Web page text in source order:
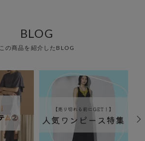
BLOG
この商品を紹介したBLOG